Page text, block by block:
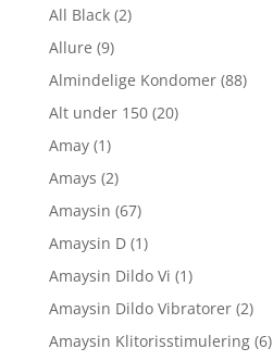
All Black (2)
Allure (9)
Almindelige Kondomer (88)
Alt under 150 (20)
Amay (1)
Amays (2)
Amaysin (67)
Amaysin D (1)
Amaysin Dildo Vi (1)
Amaysin Dildo Vibratorer (2)
Amaysin Klitorisstimulering (6)